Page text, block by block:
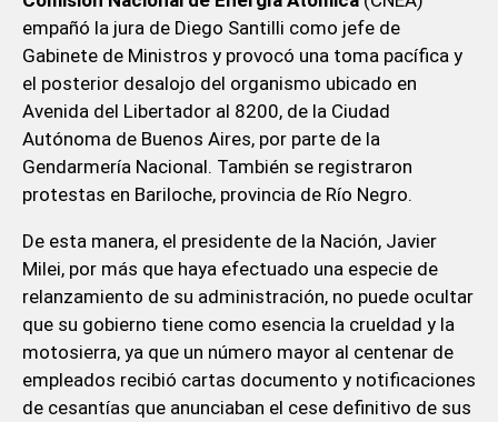
empañó la jura de Diego Santilli como jefe de
Gabinete de Ministros y provocó una toma pacífica y
el posterior desalojo del organismo ubicado en
Avenida del Libertador al 8200, de la Ciudad
Autónoma de Buenos Aires, por parte de la
Gendarmería Nacional. También se registraron
protestas en Bariloche, provincia de Río Negro.
De esta manera, el presidente de la Nación, Javier
Milei, por más que haya efectuado una especie de
relanzamiento de su administración, no puede ocultar
que su gobierno tiene como esencia la crueldad y la
motosierra, ya que un número mayor al centenar de
empleados recibió cartas documento y notificaciones
de cesantías que anunciaban el cese definitivo de sus